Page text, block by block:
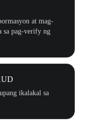
at mag-
sa pag-verify ng
ikalakal sa